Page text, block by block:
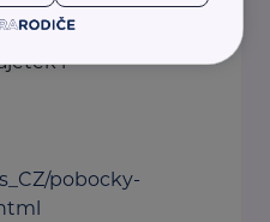
pomohli.
i
pobocky-